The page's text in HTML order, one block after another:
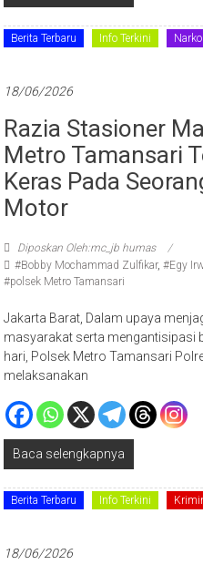
Berita Terbaru Info Terkini
18/06/2026
Razia Stasioner
Metro Tamansari
Keras Pada
Motor
Diposkan Oleh:mc_jb humas
#Bobby Mochammad Zulfikar,#Egy
#polsek Metro Tamansari
Jakarta Barat, Dalam upaya
masyarakat serta mengantisipasi
hari, Polsek Metro Tamansari
melaksanakan
Baca selengkapnya
Berita Terbaru Info Terkini
18/06/2026